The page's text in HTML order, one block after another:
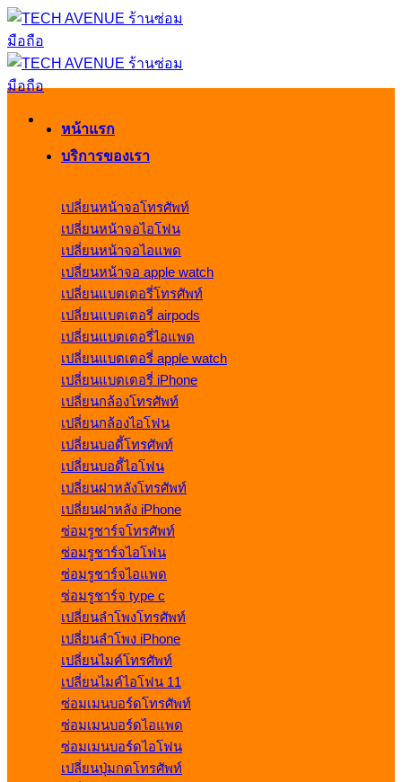
ข้าม
ไป
ยัง
เนื้อหา
หน้าแรก
บริการของเรา
เปลี่ยนหน้าจอโทรศัพท์
เปลี่ยนหน้าจอไอโฟน
เปลี่ยนหน้าจอไอแพด
เปลี่ยนหน้าจอ apple watch
เปลี่ยนแบตเตอรี่โทรศัพท์
เปลี่ยนแบตเตอรี่ airpods
เปลี่ยนแบตเตอรี่ไอแพด
เปลี่ยนแบตเตอรี่ apple watch
เปลี่ยนแบตเตอรี่ iPhone
เปลี่ยนกล้องโทรศัพท์
เปลี่ยนกล้องไอโฟน
เปลี่ยนบอดี้โทรศัพท์
เปลี่ยนบอดี้ไอโฟน
เปลี่ยนฝาหลังโทรศัพท์
เปลี่ยนฝาหลัง iPhone
ซ่อมรูชาร์จโทรศัพท์
ซ่อมรูชาร์จไอโฟน
ซ่อมรูชาร์จไอแพด
ซ่อมรูชาร์จ type c
เปลี่ยนลำโพงโทรศัพท์
เปลี่ยนลำโพง iPhone
เปลี่ยนไมค์โทรศัพท์
เปลี่ยนไมค์ไอโฟน 11
ซ่อมเมนบอร์ดโทรศัพท์
ซ่อมเมนบอร์ดไอแพด
ซ่อมเมนบอร์ดไอโฟน
เปลี่ยนปุ่มกดโทรศัพท์